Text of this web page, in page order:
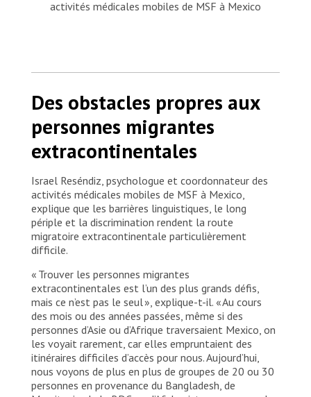
activités médicales mobiles de MSF à Mexico
Des obstacles propres aux
personnes migrantes
extracontinentales
Israel Reséndiz, psychologue et coordonnateur des
activités médicales mobiles de MSF à Mexico,
explique que les barrières linguistiques, le long
périple et la discrimination rendent la route
migratoire extracontinentale particulièrement
difficile.
« Trouver les personnes migrantes
extracontinentales est l’un des plus grands défis,
mais ce n’est pas le seul », explique-t-il. « Au cours
des mois ou des années passées, même si des
personnes d’Asie ou d’Afrique traversaient Mexico, on
les voyait rarement, car elles empruntaient des
itinéraires difficiles d’accès pour nous. Aujourd’hui,
nous voyons de plus en plus de groupes de 20 ou 30
personnes en provenance du Bangladesh, de